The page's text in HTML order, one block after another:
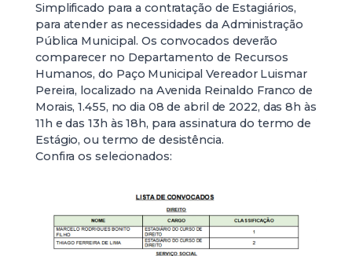
Simplificado para a contratação de Estagiários,
para atender as necessidades da Administração
Pública Municipal. Os convocados deverão
comparecer no Departamento de Recursos
Humanos, do Paço Municipal Vereador Luismar
Pereira, localizado na Avenida Reinaldo Franco de
Morais, 1.455, no dia 08 de abril de 2022, das 8h às
11h e das 13h às 18h, para assinatura do termo de
Estágio, ou termo de desistência.
Confira os selecionados: